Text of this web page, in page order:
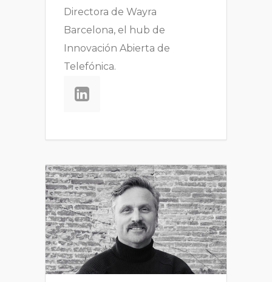
Directora de Wayra
Barcelona, ​​el hub de
Innovación Abierta de
Telefónica.